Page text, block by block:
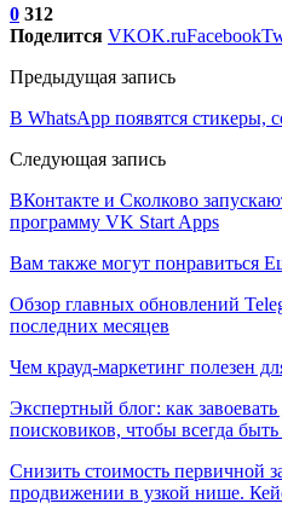
0 312
Поделится VKOK.ruFacebook
Предыдущая запись
В WhatsApp появятся
Следующая запись
ВКонтакте и Сколково
программу VK Start Apps
Вам также могут понравиться
Обзор главных обновлений
последних месяцев
Чем крауд-маркетинг полезен
Экспертный блог: как
поисковиков, чтобы всегда
Снизить стоимость первичной
продвижении в узкой нише.